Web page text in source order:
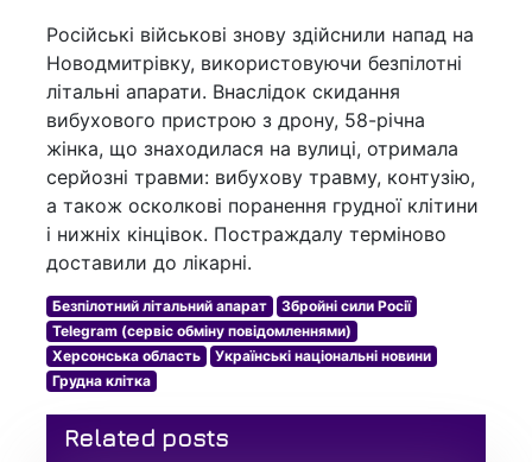
Російські військові знову здійснили напад на
Новодмитрівку, використовуючи безпілотні
літальні апарати. Внаслідок скидання
вибухового пристрою з дрону, 58-річна
жінка, що знаходилася на вулиці, отримала
серйозні травми: вибухову травму, контузію,
а також осколкові поранення грудної клітини
і нижніх кінцівок. Постраждалу терміново
доставили до лікарні.
Безпілотний літальний апарат
Збройні сили Росії
Telegram (сервіс обміну повідомленнями)
Херсонська область
Українські національні новини
Грудна клітка
Related posts